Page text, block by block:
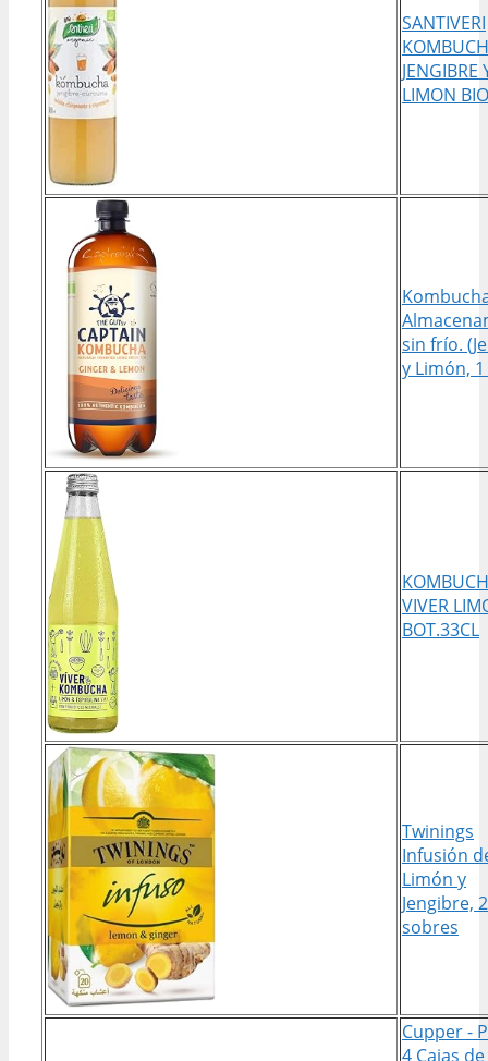
SANTIVERI
JENGIBRE
LIMON BIO
sin frío.
y Limón,
VIVER
BOT.33CL
Twinings
Infusión
Limón y
Jengibre,
sobres
Cupper -
4 Cajas